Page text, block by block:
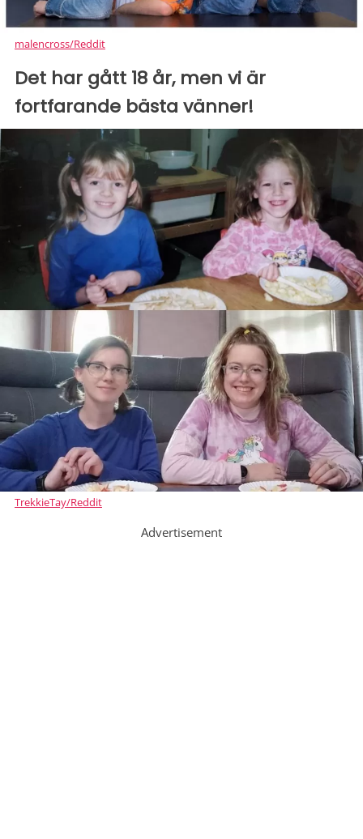
malencross/Reddit
Det har gått 18 år, men vi är
fortfarande bästa vänner!
TrekkieTay/Reddit
Advertisement